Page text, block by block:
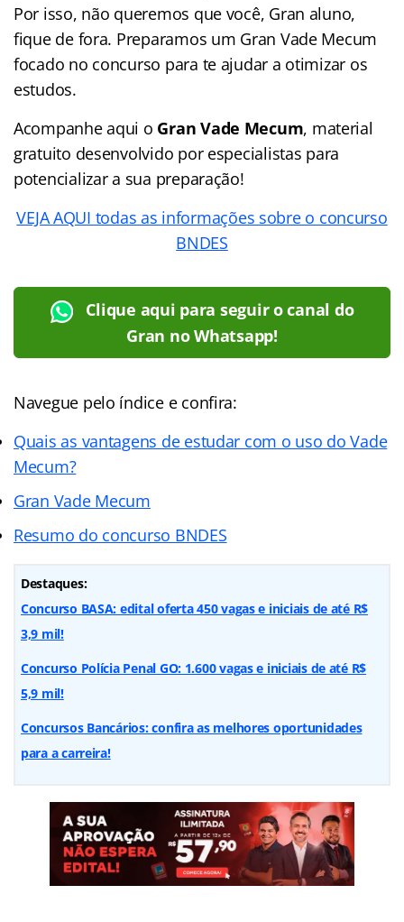
Por isso, não queremos que você, Gran aluno,
fique de fora. Preparamos um Gran Vade Mecum
focado no concurso para te ajudar a otimizar os
estudos.
Acompanhe aqui o Gran Vade Mecum, material
gratuito desenvolvido por especialistas para
potencializar a sua preparação!
VEJA AQUI todas as informações sobre o concurso
BNDES
Clique aqui para seguir o canal do
Gran no Whatsapp!
Navegue pelo índice e confira:
Quais as vantagens de estudar com o uso do Vade
Mecum?
Gran Vade Mecum
Resumo do concurso BNDES
Destaques:
Concurso BASA: edital oferta 450 vagas e iniciais de até R$
3,9 mil!
Concurso Polícia Penal GO: 1.600 vagas e iniciais de até R$
5,9 mil!
Concursos Bancários: confira as melhores oportunidades
para a carreira!